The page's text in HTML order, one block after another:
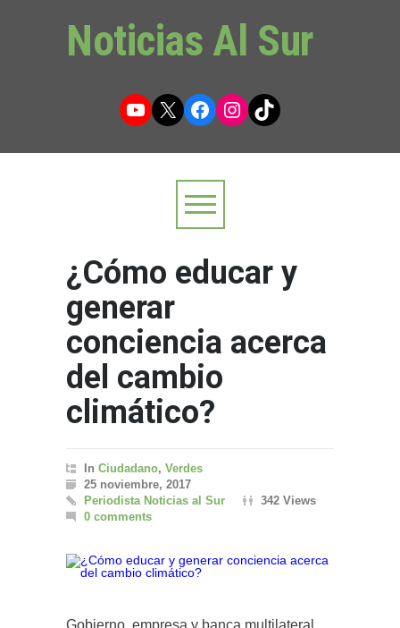
Noticias Al Sur
YouTube
X Facebook
Instagram
TikTok
¿Cómo educar y
generar
conciencia acerca
del cambio
climático?
In Ciudadano, Verdes
25 noviembre, 2017
Periodista Noticias al Sur
342 Views
0 comments
Gobierno, empresa y banca multilateral